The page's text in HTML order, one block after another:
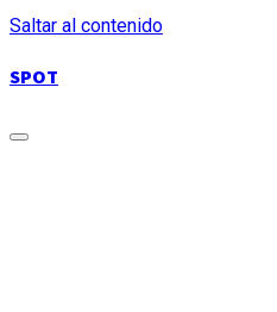
Saltar al contenido
SPOT